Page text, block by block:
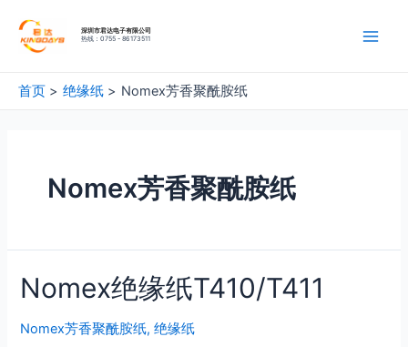
深圳市君达电子有限公司
热线：0755 - 86173511
首页 绝缘纸 Nomex芳香聚酰胺纸
Nomex芳香聚酰胺纸
Nomex绝缘纸T410/T411
Nomex芳香聚酰胺纸,绝缘纸